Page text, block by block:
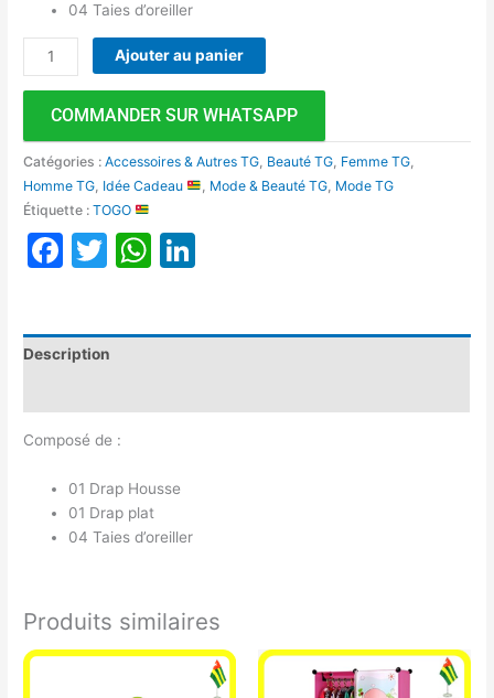
04 Taies d’oreiller
Ajouter au panier
COMMANDER SUR WHATSAPP
Catégories :Accessoires & Autres TG Beauté TG Femme TG
Homme TG Idée Cadeau Mode & Beauté TG Mode TG
Étiquette :TOGO
Facebook
TwitterWhatsApp
Description
Composé de :
01 Drap Housse
01 Drap plat
04 Taies d’oreiller
Produits similaires